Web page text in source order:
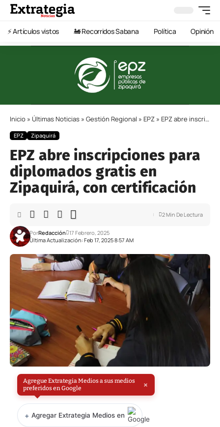
⚡️ Artículos vistos 🚂 Recorridos Sabana Política Opinión
Inicio » Últimas Noticias » Gestión Regional » EPZ » EPZ abre inscripciones para diplomados gratis en Zipaquirá, con certificación
EPZ Zipaquirá
EPZ abre inscripciones para
diplomados gratis en
Zipaquirá, con certificación
Última Actualización: Feb 17, 2025 8:57 AM
PorRedacción 17 Febrero, 2025
2 Min De Lectura
Agregue Extrategia Medios a sus medios
preferidos en Google
×
+ Agregar Extrategia Medios en